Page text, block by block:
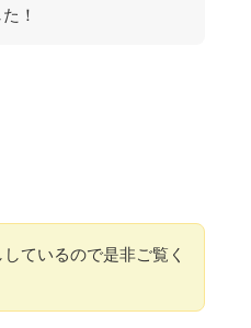
！
ているので是非ご覧く